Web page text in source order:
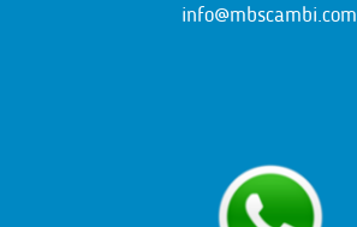
info@mbscambi.com